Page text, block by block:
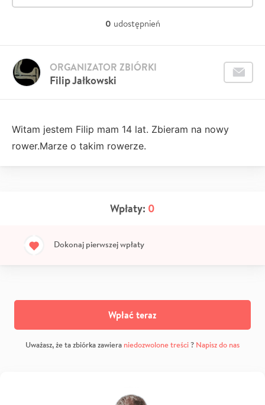
0 udostępnień
Filip Jałkowski
ORGANIZATOR ZBIÓRKI
Witam jestem Filip mam 14 lat. Zbieram na nowy
rower.Marze o takim rowerze.
Wpłaty: 0
Dokonaj pierwszej wpłaty
Wpłać teraz
Uważasz, że ta zbiórka zawiera niedozwolone treści? Napisz do nas